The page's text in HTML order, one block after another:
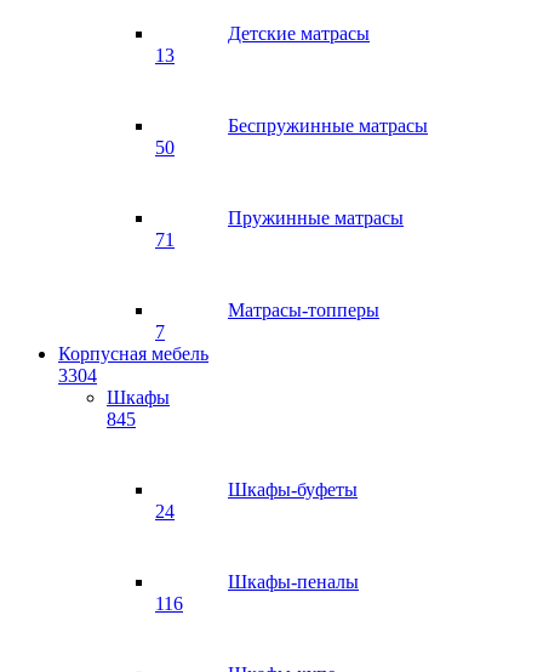
Детские матрасы
13
Беспружинные матрасы
50
Пружинные матрасы
71
Матрасы-топперы
7
Корпусная мебель
3304
Шкафы
845
Шкафы-буфеты
24
Шкафы-пеналы
116